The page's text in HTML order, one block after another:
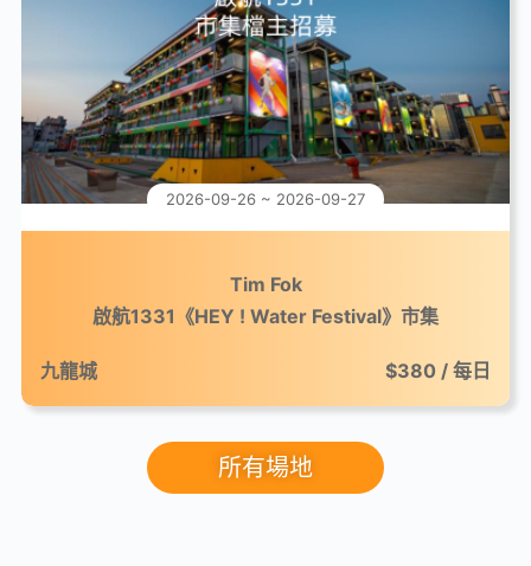
2026-09-26 ~ 2026-09-27
Tim Fok
啟航1331《HEY ! Water Festival》市集
九龍城 $380 / 每日
所有場地